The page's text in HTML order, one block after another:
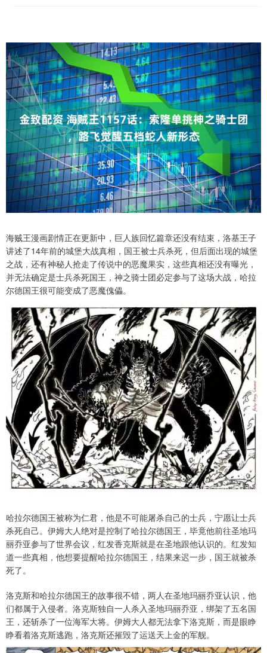
海贼王漫画剧情正在更新中，巨人族回忆篇章还没有结束，洛基王子
讲述了14年前的城堡大战真相，国王被士兵杀死，但后面出现的城堡
之战，还有神秘人抢走了传说中的恶魔果实，这些真相还没有曝光，
并无法确定是士兵杀死国王，神之骑士团必定参与了这场大战，哈拉
尔德国王很可能变成了恶魔傀儡。
哈拉尔德国王被称为仁君，他是不可能屠杀自己的士兵，宁愿让士兵
杀死自己。伊姆大人绝对是控制了哈拉尔德国王，毕竟他前往圣地玛
丽乔亚参与了世界会议，红发香克斯就是在圣地跟他认识的。红发知
道一些真相，他想要提醒哈拉尔德国王，结果来迟一步，国王就被杀
死了。
洛克斯和哈拉尔德国王的故事很不错，两人在圣地玛丽乔亚认识，他
们都属于入侵者。洛克斯独自一人杀入圣地玛丽乔亚，绑架了五名国
王，还斩杀了一位海军大将。伊姆大人都无法拿下洛克斯，而是眼睁
睁看着洛克斯逃跑，洛克斯还摧毁了运送天上金的军舰。